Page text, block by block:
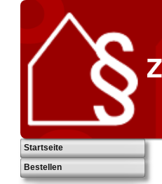
Startseite
Bestellen